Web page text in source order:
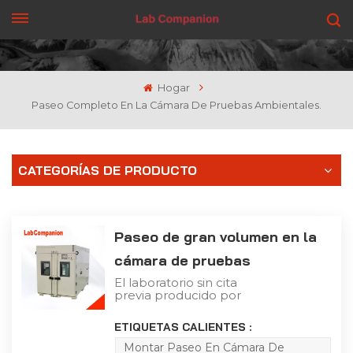
CONSIGUE UNA COTIZACIÓN
Hogar
Paseo Completo En La Cámara De Pruebas Ambientales.
CATEGORÍAS DE PRODUCTO
Paseo de gran volumen en la
cámara de pruebas
ambientales
El laboratorio sin cita
previa producido por
diseñado para satisfacer
los requisitos del usuario
en cuanto a espacios de
ETIQUETAS CALIENTES :
Montar Paseo En Cámara De